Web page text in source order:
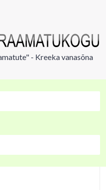
- Kreeka vanasõna